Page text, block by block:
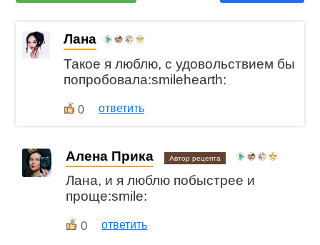
Лана
Такое я люблю, с удовольствием бы
попробовала:smilehearth:
0 ответить
Алена Прика Автор рецепта
Лана, и я люблю побыстрее и
проще:smile:
0 ответить